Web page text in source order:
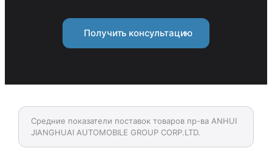
Получить консультацию
Средние показатели поставок товаров пр-ва ANHUI
JIANGHUAI AUTOMOBILE GROUP CORP.LTD.